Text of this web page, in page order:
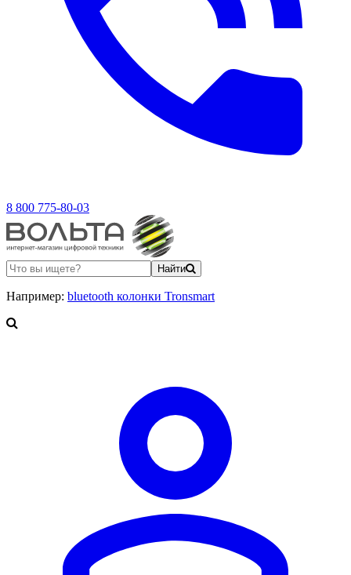
8 800 775-80-03
Найти
Например: bluetooth колонки Tronsmart